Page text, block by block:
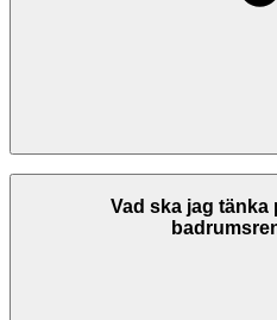
Jämför inte bara pris, utan även:
material, tidsplan, referenser och
garantier, betalningsvillkor.
Vad ska jag tänka